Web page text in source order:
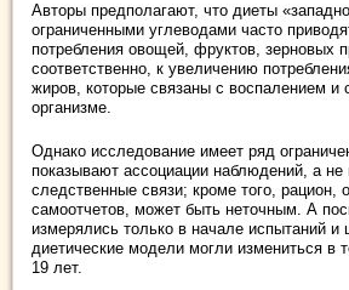
Авторы предполагают, что диеты
ограниченными углеводами часто
потребления овощей, фруктов, зерновых
соответственно, к увеличению
жиров, которые связаны с воспалением и
организме.
Однако исследование имеет ряд
показывают ассоциации наблюдений, а не
следственные связи; кроме того, рацион,
самоотчетов, может быть неточным. А
измерялись только в начале испытаний и
диетические модели могли измениться в
19 лет.